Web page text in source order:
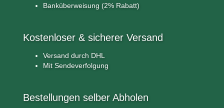
Banküberweisung (2% Rabatt)
Kostenloser & sicherer Versand
Versand durch DHL
Mit Sendeverfolgung
Bestellungen selber Abholen